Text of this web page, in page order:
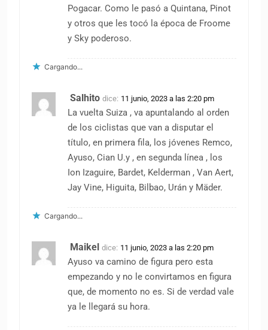
Pogacar. Como le pasó a Quintana, Pinot
y otros que les tocó la época de Froome
y Sky poderoso.
Cargando...
Salhito dice: 11 junio, 2023 a las 2:20 pm
La vuelta Suiza , va apuntalando al orden
de los ciclistas que van a disputar el
título, en primera fila, los jóvenes Remco,
Ayuso, Cian U.y , en segunda línea , los
Ion Izaguire, Bardet, Kelderman , Van Aert,
Jay Vine, Higuita, Bilbao, Urán y Mäder.
Cargando...
Maikel dice: 11 junio, 2023 a las 2:20 pm
Ayuso va camino de figura pero esta
empezando y no le convirtamos en figura
que, de momento no es. Si de verdad vale
ya le llegará su hora.